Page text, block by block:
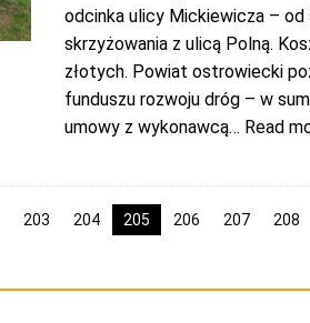
odcinka ulicy Mickiewicza – od
skrzyżowania z ulicą Polną.
złotych. Powiat ostrowiecki
funduszu rozwoju dróg – w
umowy z wykonawcą… Read
203 204 205 206 207 208